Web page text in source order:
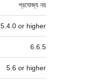
প্রযোজ্য নয়
5.4.0 or higher
6.6.5
5.6 or higher